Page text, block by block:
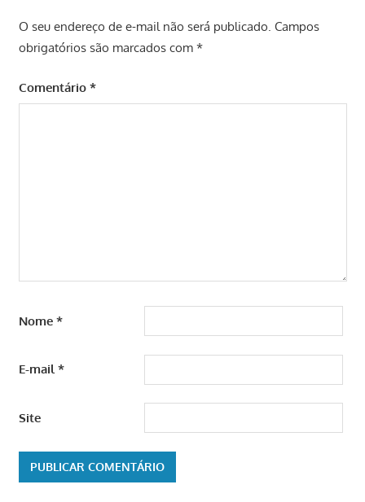
O seu endereço de e-mail não será publicado. Campos
obrigatórios são marcados com *
Comentário *
Nome *
E-mail*
Site